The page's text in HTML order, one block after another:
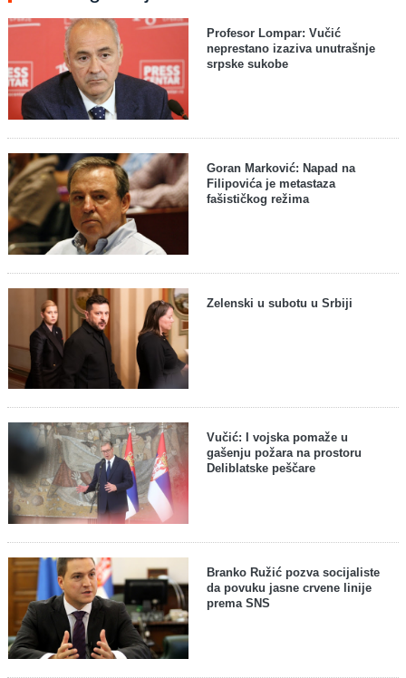
Profesor Lompar: Vučić
neprestano izaziva unutrašnje
srpske sukobe
Goran Marković: Napad na
Filipovića je metastaza
fašističkog režima
Zelenski u subotu u Srbiji
Vučić: I vojska pomaže u
gašenju požara na prostoru
Deliblatske peščare
Branko Ružić pozva socijaliste
da povuku jasne crvene linije
prema SNS